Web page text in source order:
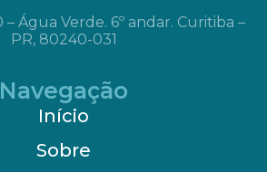
Água Verde. 6º andar. Curitiba –
PR, 80240-031
Navegação
Início
Sobre